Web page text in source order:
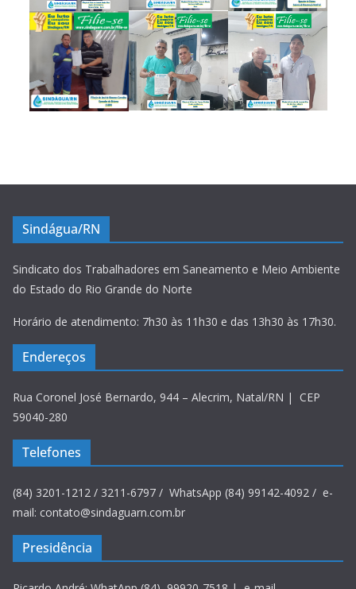
Sindágua/RN
Sindicato dos Trabalhadores em Saneamento e Meio Ambiente
do Estado do Rio Grande do Norte
Horário de atendimento: 7h30 às 11h30 e das 13h30 às 17h30.
Endereços
Rua Coronel José Bernardo, 944 – Alecrim, Natal/RN | CEP
59040-280
Telefones
(84) 3201-1212 / 3211-6797 / WhatsApp (84) 99142-4092 / e-
mail: contato@sindaguarn.com.br
Presidência